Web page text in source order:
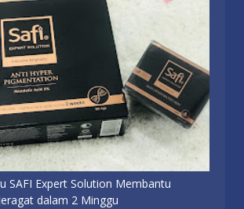
SAFI Expert Solution Membantu
dalam 2 Minggu